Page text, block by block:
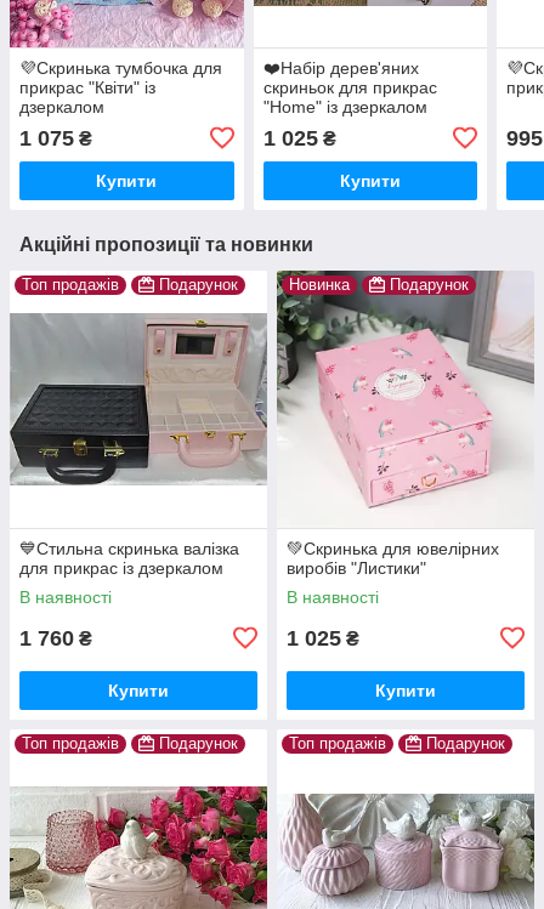
💜Скринька тумбочка для
прикрас "Квіти" із
дзеркалом
1 075 ₴
Купити
❤️Набір дерев'яних
скриньок для прикрас
"Home" із дзеркалом
1 025₴
Купити
995
Акційні пропозиції та новинки
Топ продажів Подарунок
💙Стильна скринька валізка
для прикрас із дзеркалом
В наявності
1 760 ₴
Купити
Новинка Подарунок
💚Скринька для ювелірних
виробів "Листики"
В наявності
1 025 ₴
Купити
Топ продажів Подарунок Топ продажів Подарунок